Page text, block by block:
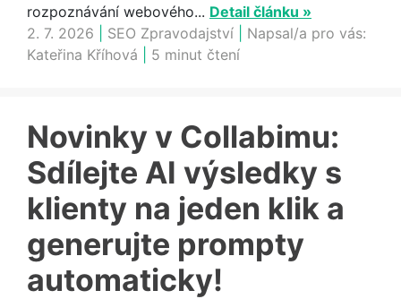
rozpoznávání webového... Detail článku »
2. 7. 2026
SEO Zpravodajství
Napsal/a pro vás:
Kateřina Kříhová
5 minut čtení
Novinky v Collabimu:
Sdílejte AI výsledky s
klienty na jeden klik a
generujte prompty
automaticky!